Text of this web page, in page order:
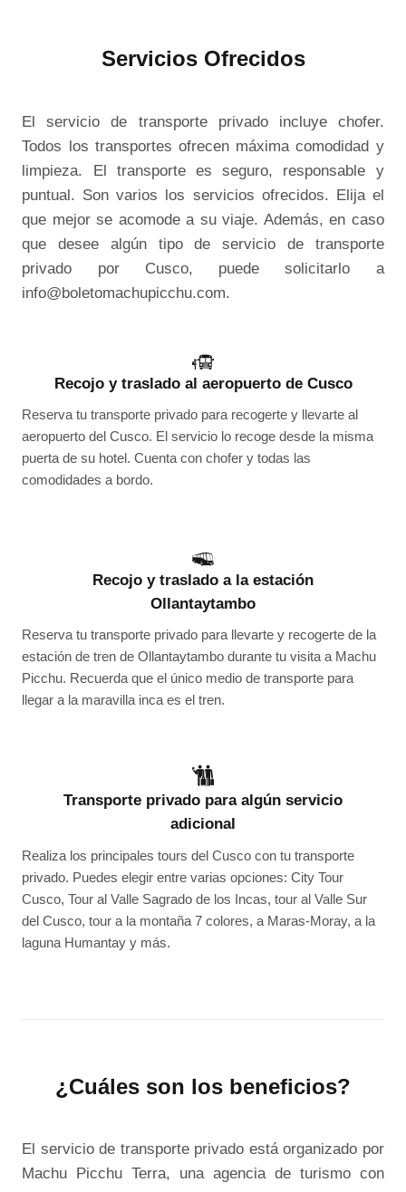
Servicios Ofrecidos
El servicio de transporte privado incluye chofer.
Todos los transportes ofrecen máxima comodidad y
limpieza. El transporte es seguro, responsable y
puntual. Son varios los servicios ofrecidos. Elija el
que mejor se acomode a su viaje. Además, en caso
que desee algún tipo de servicio de transporte
privado por Cusco, puede solicitarlo a
info@boletomachupicchu.com.
Recojo y traslado al aeropuerto de Cusco
Reserva tu transporte privado para recogerte y llevarte al
aeropuerto del Cusco. El servicio lo recoge desde la misma
puerta de su hotel. Cuenta con chofer y todas las
comodidades a bordo.
Recojo y traslado a la estación
Ollantaytambo
Reserva tu transporte privado para llevarte y recogerte de la
estación de tren de Ollantaytambo durante tu visita a Machu
Picchu. Recuerda que el único medio de transporte para
llegar a la maravilla inca es el tren.
Transporte privado para algún servicio
adicional
Realiza los principales tours del Cusco con tu transporte
privado. Puedes elegir entre varias opciones: City Tour
Cusco, Tour al Valle Sagrado de los Incas, tour al Valle Sur
del Cusco, tour a la montaña 7 colores, a Maras-Moray, a la
laguna Humantay y más.
¿Cuáles son los beneficios?
El servicio de transporte privado está organizado por
Machu Picchu Terra, una agencia de turismo con